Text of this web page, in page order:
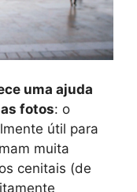
uma ajuda
fotos: o
útil para
muita
cenitais (de